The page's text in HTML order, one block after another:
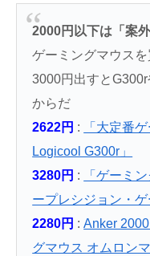
2000円以下は「案外
ゲーミングマウス
3000円出すと
からだ
2622円 :
「大定番
Logicool G300r」
3280円 :
「ゲーミ
ープレシジョン・ゲ
2280円 :Anker
グマウス オムロン